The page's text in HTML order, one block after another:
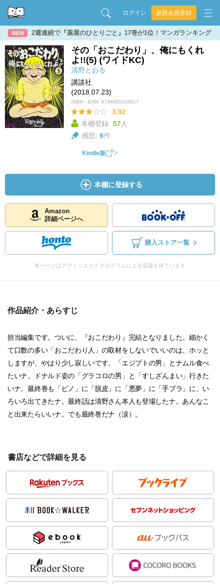
ログイン 新規会員登録
NEW 2週連続で『薬屋のひとりごと』17巻が1位！マンガランキング
その「おこだわり」、俺にもくれ
よ!!(5) (ワイドKC)
清野とおる
講談社
(2018.07.23)
ISBN・EAN: 9784065118917
3.92
本棚登録: 57人
感想: 6件
Kindle版
本棚に登録する
Amazon
詳細ページへ
購入ストア一覧
本ページはアフィリエイトプログラムによる収益を得ています
作品紹介・あらすじ
担当編集です。ついに、『おこだわり』完結となりました。細かく
て口数の多い「おこだわり人」の取材をしないでいいのは、ホッと
しますが、やはり少し寂しいです。「エジプトの男」とナムル食べ
たいナ。ドナルド姿の「グラコロの男」と「すしざんまい」行きた
いナ。最終巻も「ピノ」に「脱皮」に「悪夢」に「手ブラ」に、い
ろいろ出てきたナ。最終話は清野さん本人も登場したナ。あんなこ
と出来たらいいナ。でも最終巻だナ（涙）。
書店などで詳細を見る